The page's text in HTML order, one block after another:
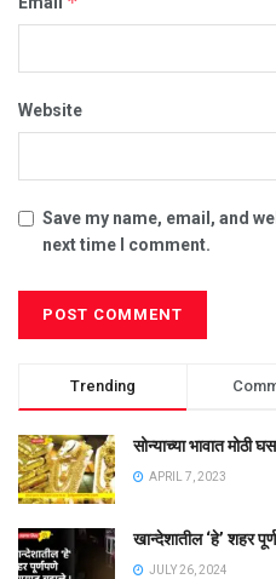
Website
Save my name, email, and
next time I comment.
Trending
सोन्याच्या भावात मोठी
APRIL 7, 2023
खान्देशातील ‘हे’ शहर
JULY 26, 2024